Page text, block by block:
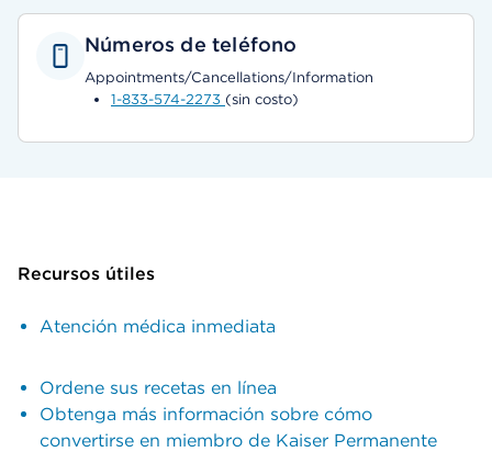
Números de teléfono
Appointments/Cancellations/Information
1-833-574-2273 (sin costo)
Recursos útiles
Atención médica inmediata
Ordene sus recetas en línea
Obtenga más información sobre cómo
convertirse en miembro de Kaiser Permanente